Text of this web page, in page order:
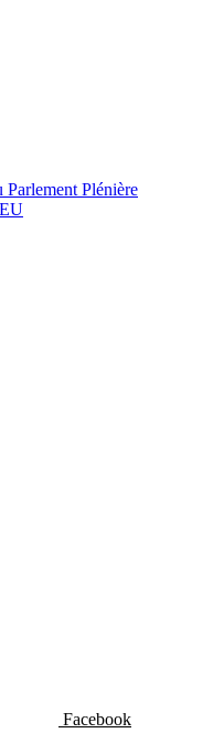
Parlement Plénière
Facebook